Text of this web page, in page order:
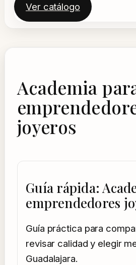
Ver catálogo
Academia
joyeros
Guía rápida:
emprendedores
Guía práctica para
revisar calidad y elegir
Guadalajara.